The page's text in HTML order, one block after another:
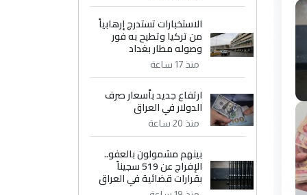
الاستخبارات تستدرج إرهابياً
من تركيا وتطيح به فور
وصوله مطار بغداد
منذ 17 ساعة
ارتفاع جديد بأسعار صرف
الدولار في العراق
منذ 20 ساعة
بينهم مشمولون بالعفو..
الإفراج عن 519 سجيناً
بقرارات قضائية في العراق